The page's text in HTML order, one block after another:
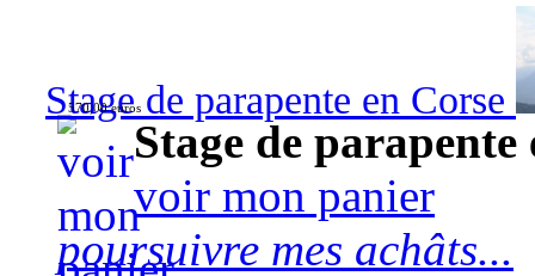
Stage de parapente en Corse
570,00 euros
Stage de
voir mon panier
poursuivre mes achâts...